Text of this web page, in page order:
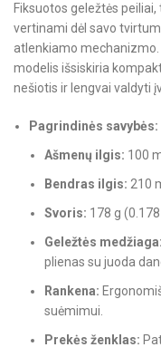
Fiksuotos geležtės peiliai,
vertinami dėl savo
atlenkiamo mechanizmo.
modelis išsiskiria
nešiotis ir lengvai valdyti
Pagrindinės savybės:
Ašmenų ilgis: 100
Bendras ilgis: 210
Svoris: 178 g
Geležtės medžiaga:
plienas su juoda
Rankena:
suėmimui.
Prekės ženklas: